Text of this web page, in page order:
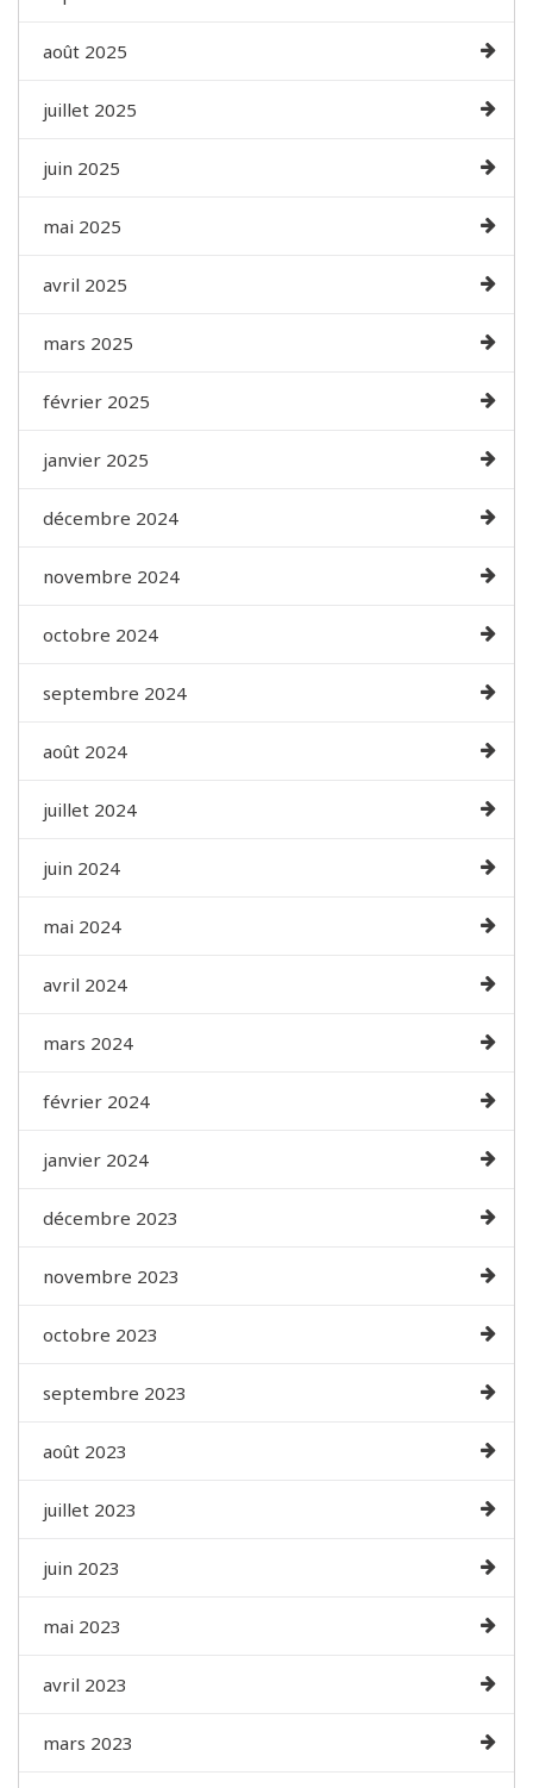
août 2025
juillet 2025
juin 2025
mai 2025
avril 2025
mars 2025
février 2025
janvier 2025
décembre 2024
novembre 2024
octobre 2024
septembre 2024
août 2024
juillet 2024
juin 2024
mai 2024
avril 2024
mars 2024
février 2024
janvier 2024
décembre 2023
novembre 2023
octobre 2023
septembre 2023
août 2023
juillet 2023
juin 2023
mai 2023
avril 2023
mars 2023